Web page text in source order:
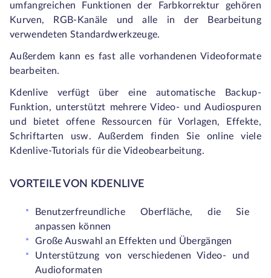
umfangreichen Funktionen der Farbkorrektur gehören
Kurven, RGB-Kanäle und alle in der Bearbeitung
verwendeten Standardwerkzeuge.
Außerdem kann es fast alle vorhandenen Videoformate
bearbeiten.
Kdenlive verfügt über eine automatische Backup-
Funktion, unterstützt mehrere Video- und Audiospuren
und bietet offene Ressourcen für Vorlagen, Effekte,
Schriftarten usw. Außerdem finden Sie online viele
Kdenlive-Tutorials für die Videobearbeitung.
VORTEILE VON KDENLIVE
Benutzerfreundliche Oberfläche, die Sie
anpassen können
Große Auswahl an Effekten und Übergängen
Unterstützung von verschiedenen Video- und
Audioformaten